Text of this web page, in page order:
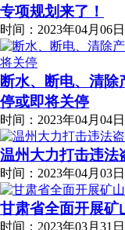
专项规划来了！
时间：2023年04月06
断水、断电、清
停或即将关停
时间：2023年04月04
温州大力打击违法
时间：2023年04月03
甘肃省全面开展矿
时间：2023年03月31